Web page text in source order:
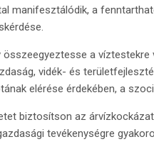
manifesztálódik, a
összeegyeztesse a
vidék- és
elérése érdekében, a
biztosítson az
tevékenységre